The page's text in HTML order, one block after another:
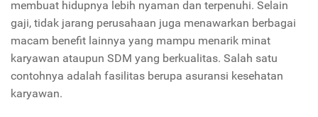
membuat hidupnya lebih nyaman dan terpenuhi. Selain
gaji, tidak jarang perusahaan juga menawarkan berbagai
macam benefit lainnya yang mampu menarik minat
karyawan ataupun SDM yang berkualitas. Salah satu
contohnya adalah fasilitas berupa asuransi kesehatan
karyawan.